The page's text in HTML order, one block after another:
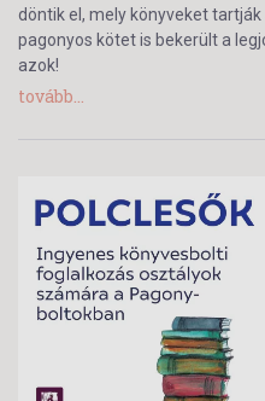
döntik el, mely könyveket
pagonyos kötet is bekerült a
azok!
tovább...